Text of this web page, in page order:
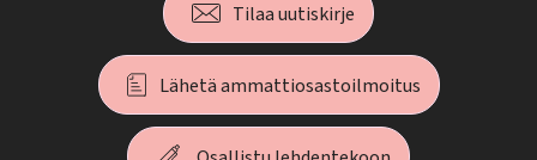
Tilaa uutiskirje
Lähetä ammattiosastoilmoitus